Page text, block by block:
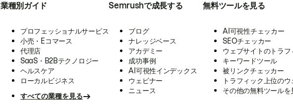
業種別ガイド
プロフェッショナルサービス
小売・Eコマース
代理店
SaaS・B2Bテクノロジー
ヘルスケア
ローカルビジネス
すべての業種を見る
Semrushで成長する
ブログ
ナレッジベース
アカデミー
成功事例
AI可視性インデックス
ウェビナー
ニュース
無料ツールを見る
AI可視性チェッカー
SEOチェッカー
ウェブサイトのトラ
キーワードツール
被リンクチェッカー
トラフィック上位の
その他の無料ツールを